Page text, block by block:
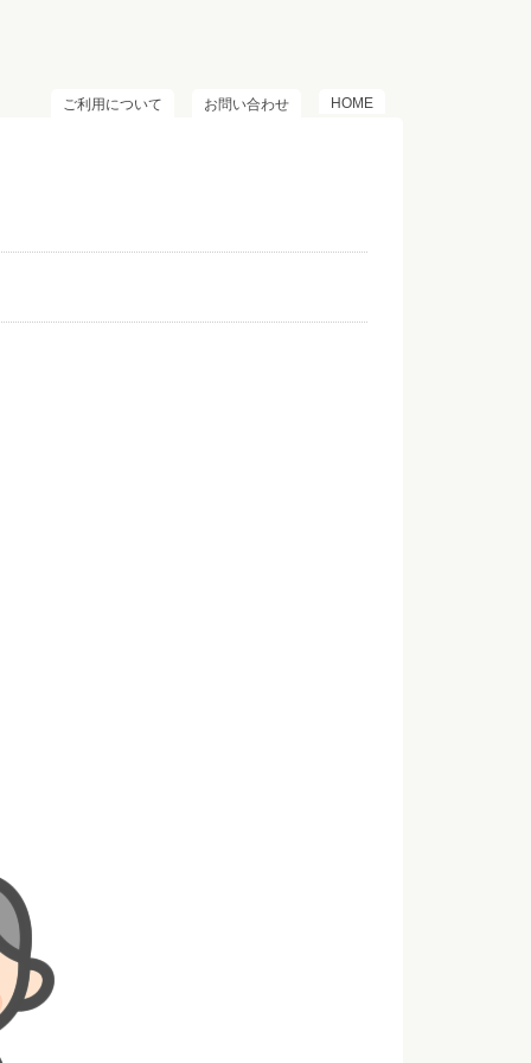
HOME
お問い合わせ
ご利用について